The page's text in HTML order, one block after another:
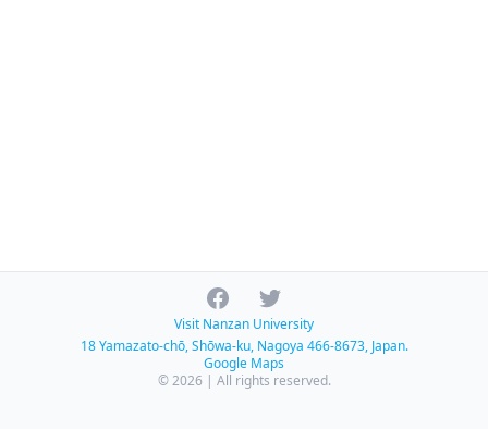
FacebookTwitter
Visit Nanzan University
18 Yamazato-chō, Shōwa-ku, Nagoya 466-8673, Japan.
Google Maps
© 2026 | All rights reserved.